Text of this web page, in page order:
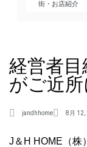
経営者
がご近所
jandhhome 8月 12,
J＆H HOME（株
街・お店紹介